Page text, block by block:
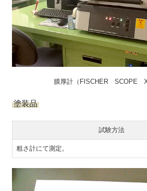
膜厚計（FISCHER SCOPE X-
塗装品
試験方法
粗さ計にて測定。